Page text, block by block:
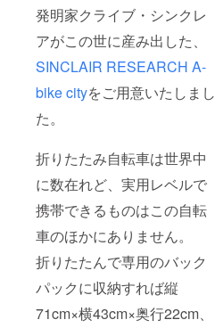
発明家クライブ・シンクレ
アがこの世に産み出した、
SINCLAIR RESEARCH A-
bike cityをご用意いたしまし
た。
折りたたみ自転車は世界中
に数在れど、実用レベルで
携帯できるものはこの自転
車のほかにありません。
折りたたんで専用のバック
パックに収納すれば縦
71cm×横43cm×奥行22cm、